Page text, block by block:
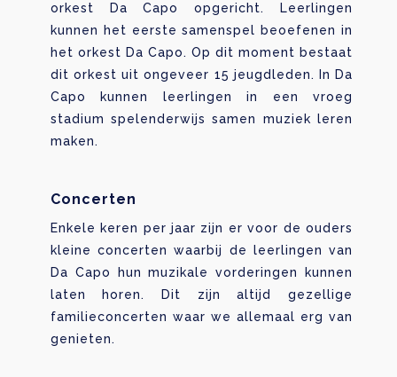
orkest Da Capo opgericht. Leerlingen
kunnen het eerste samenspel beoefenen in
het orkest Da Capo. Op dit moment bestaat
dit orkest uit ongeveer 15 jeugdleden. In Da
Capo kunnen leerlingen in een vroeg
stadium spelenderwijs samen muziek leren
maken.
Concerten
Enkele keren per jaar zijn er voor de ouders
kleine concerten waarbij de leerlingen van
Da Capo hun muzikale vorderingen kunnen
laten horen. Dit zijn altijd gezellige
familieconcerten waar we allemaal erg van
genieten.